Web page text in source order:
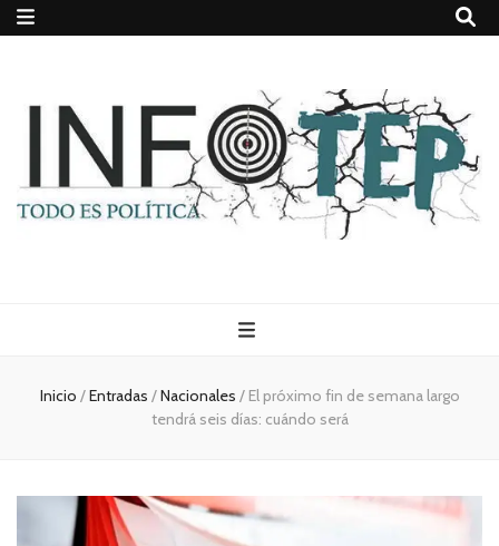
Todo es
(rosca)
política
Inicio /Entradas /Nacionales / El próximo fin de semana largo
tendrá seis días: cuándo será